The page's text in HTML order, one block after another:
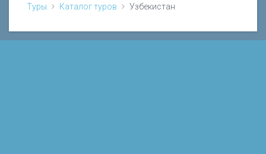
Туры Каталог туров Узбекистан